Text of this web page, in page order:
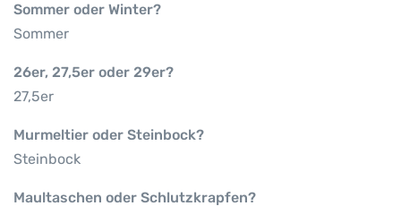
Sommer oder Winter?
Sommer
26er, 27,5er oder 29er?
27,5er
Murmeltier oder Steinbock?
Steinbock
Maultaschen oder Schlutzkrapfen?